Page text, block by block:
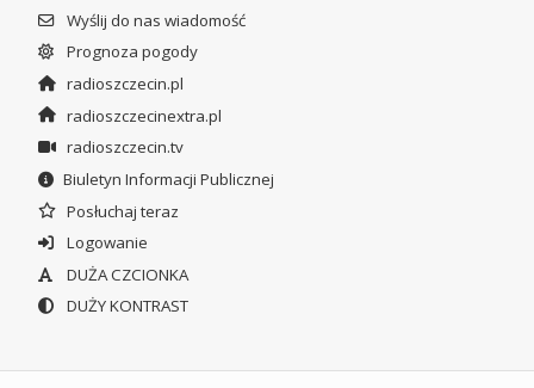
Wyślij do nas wiadomość
Prognoza pogody
radioszczecin.pl
radioszczecinextra.pl
radioszczecin.tv
Biuletyn Informacji Publicznej
Posłuchaj teraz
Logowanie
DUŻA CZCIONKA
DUŻY KONTRAST